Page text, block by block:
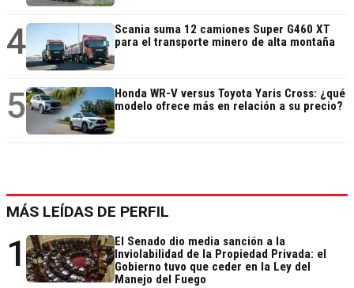
4
Scania suma 12 camiones Super G460 XT
para el transporte minero de alta montaña
5
Honda WR-V versus Toyota Yaris Cross: ¿qué
modelo ofrece más en relación a su precio?
MÁS LEÍDAS DE PERFIL
1
El Senado dio media sanción a la
Inviolabilidad de la Propiedad Privada: el
Gobierno tuvo que ceder en la Ley del
Manejo del Fuego